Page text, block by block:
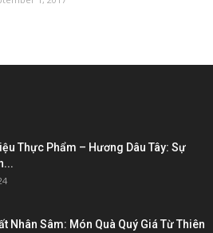
Thực Phẩm – Hương Dâu Tây: Sự
Nhân Sâm: Món Quà Quý Giá Từ Thiên